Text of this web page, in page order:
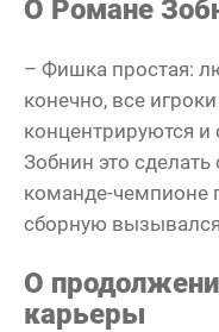
О Романе
– Фишка простая:
конечно, все
концентрируются и
Зобнин это
команде-чемпионе
сборную
О
карьеры